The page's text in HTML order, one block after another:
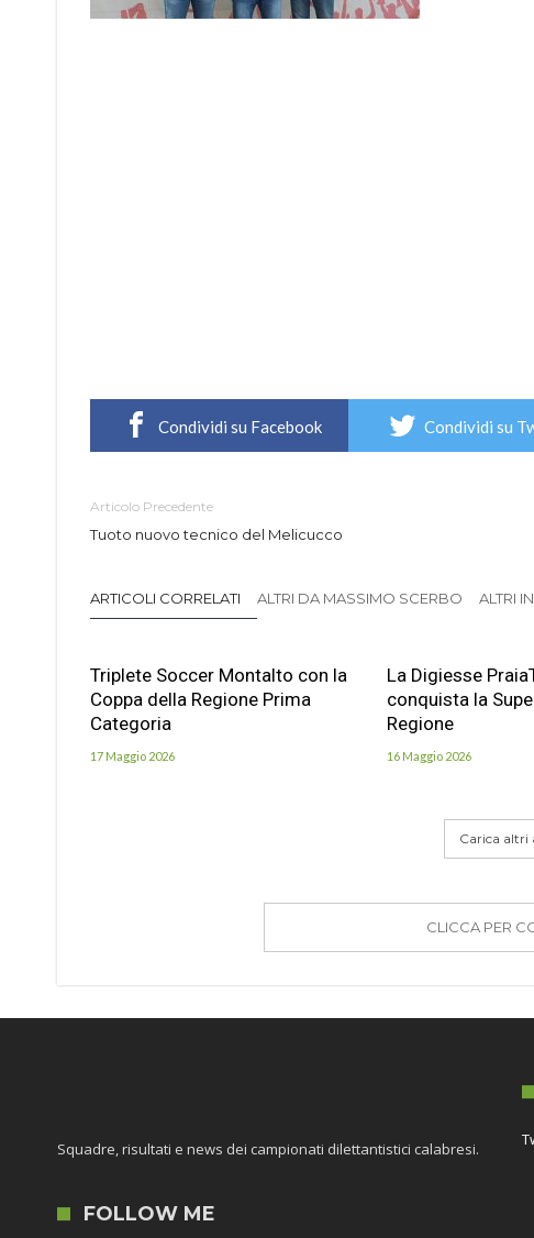
Condividi su Facebook Condividi su
Articolo Precedente
Tuoto nuovo tecnico del Melicucco
ARTICOLI CORRELATI ALTRI DA MASSIMO SCERBO ALTRI IN
Triplete Soccer Montalto con la
Coppa della Regione Prima
Categoria
17 Maggio 2026
La Digiesse
conquista la
Regione
16 Maggio 2026
Carica altri
CLICCA PER
Squadre, risultati e news dei campionati dilettantistici calabresi.
FOLLOW ME